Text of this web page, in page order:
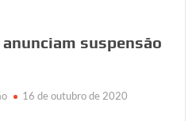
suspensão
16 de outubro de 2020